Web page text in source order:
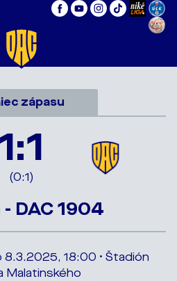
zápasu
(0:1)
DAC 1904
8.3.2025, 18:00 • Štadión
Malatinského